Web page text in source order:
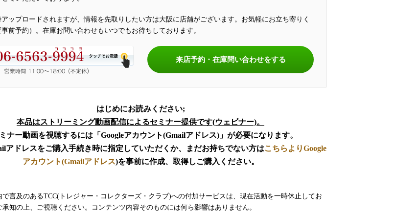
アップロードされますが、情報を先取りしたい方は大阪に店舗がございます。お気軽にお立ち寄りく
前予約）。在庫お問い合わせもいつでもお待ちしております。
来店予約・在庫問い合わせをする
はじめにお読みください;
本品はストリーミング動画配信によるセミナー提供です(ウェビナー)。
ナー動画を視聴するには「Googleアカウント(Gmailアドレス)」が必要になります。
アドレスをご購入手続き時に指定していただくか、まだお持ちでない方はこちらよりGoogle
アカウント(Gmailアドレス)を事前に作成、取得しご購入ください。
で言及のあるTCC(トレジャー・コレクターズ・クラブ)への付加サービスは、現在活動を一時休止してお
承知の上、ご視聴ください。コンテンツ内容そのものには何ら影響はありません。